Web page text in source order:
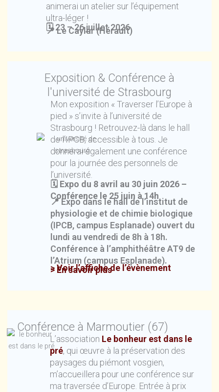
animerai un atelier sur l’équipement
ultra-léger !
🗓️23 – 26 juillet 2026
📍 Le Caylar (Hérault)
Exposition & Conférence à
l'université de Strasbourg
Mon exposition « Traverser l’Europe à
pied » s’invite à l’université de
Strasbourg ! Retrouvez-là dans le hall
de l’IPCB, accessible à tous. Je
donnerai également une conférence
pour la journée des personnels de
l’université.
🗓️ Expo du 8 avril au 30 juin 2026 –
Conférence le 25 juin à 14h
📍 Expo dans le hall de l’institut de
physiologie et de chimie biologique
(IPCB, campus Esplanade) ouvert du
lundi au vendredi de 8h à 18h.
Conférence à l’amphithéâtre AT9 de
l’Atrium (campus Esplanade).
> Voir l’affiche de l’évènement
> En savoir plus
Conférence à Marmoutier (67)
L’association Le bonheur est dans le
pré, qui œuvre à la préservation des
paysages du piémont vosgien,
m’accueillera pour une conférence sur
ma traversée d’Europe. Entrée à prix